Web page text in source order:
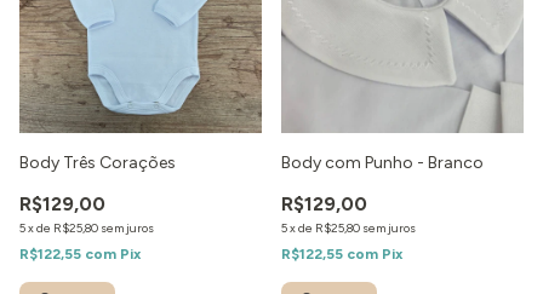
Body Três Corações
R$129,00
5xde R$25,80 sem juros
R$122,55 com Pix
Body com Punho - Branco
R$129,00
5xde R$25,80 sem juros
R$122,55 com Pix